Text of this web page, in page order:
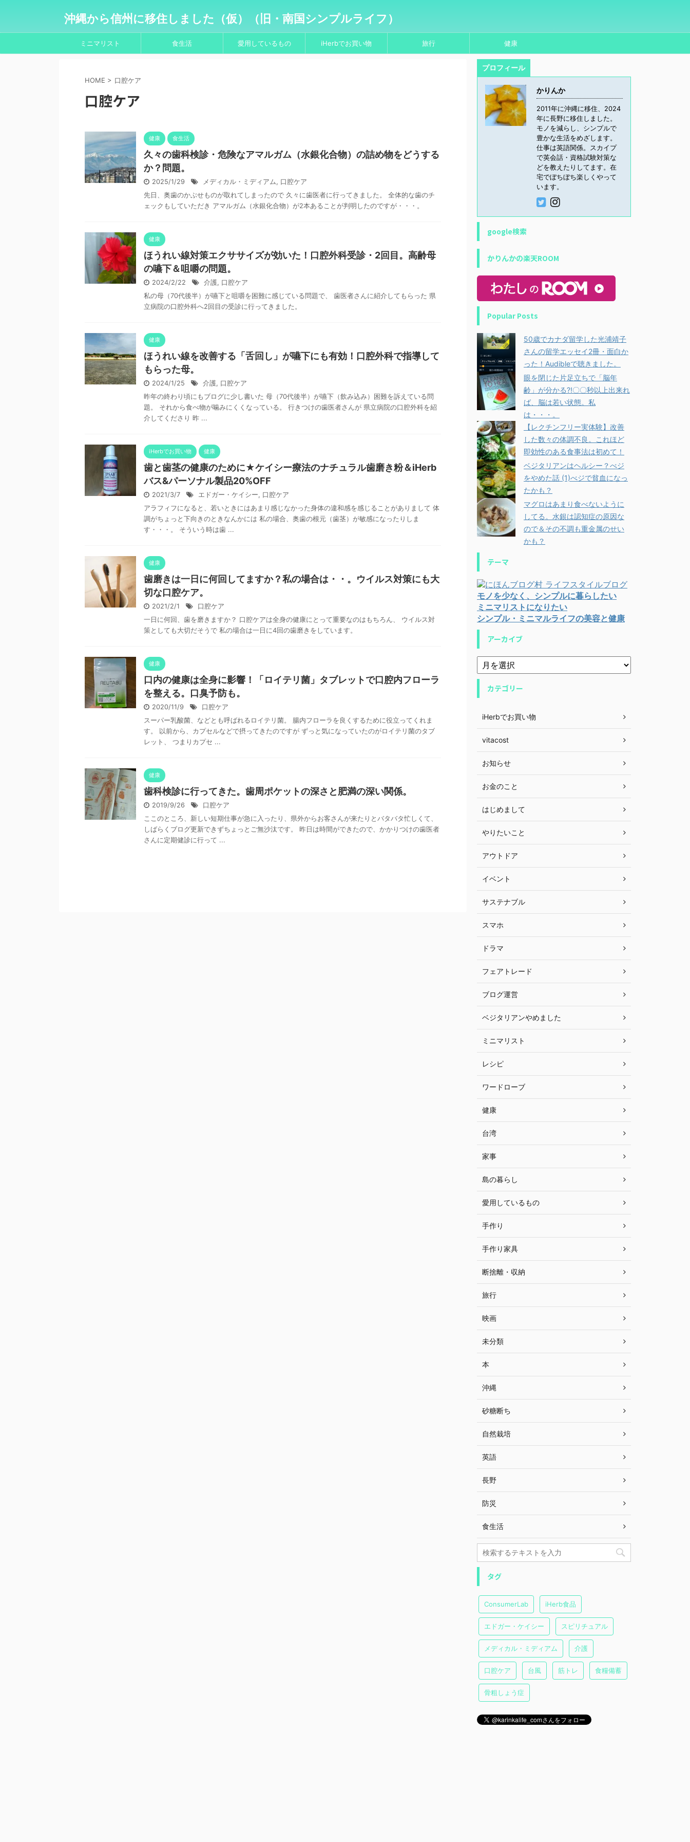
沖縄から信州に移住しました（仮）（旧・南国シンプルライフ）
ミニマリスト 食生活 愛用しているもの iHerbでお買い物 旅行 健康
HOME > 口腔ケア
口腔ケア
健康 食生活
久々の歯科検診・危険なアマルガム（水銀化合物）の詰め物をどうする
か？問題。
2025/1/29 メディカル・ミディアム, 口腔ケア
先日、奥歯のかぶせものが取れてしまったので 久々に歯医者に行ってきました。 全体的な歯のチ
ェックもしていただき アマルガム（水銀化合物）が2本あることが判明したのですが・・・。
健康
ほうれい線対策エクササイズが効いた！口腔外科受診・2回目。高齢母
の嚥下＆咀嚼の問題。
2024/2/22 介護, 口腔ケア
私の母（70代後半）が嚥下と咀嚼を困難に感じている問題で、 歯医者さんに紹介してもらった 県
立病院の口腔外科へ2回目の受診に行ってきました。
健康
ほうれい線を改善する「舌回し」が嚥下にも有効！口腔外科で指導して
もらった母。
2024/1/25 介護, 口腔ケア
昨年の終わり頃にもブログに少し書いた 母（70代後半）が嚥下（飲み込み）困難を訴えている問
題。 それから食べ物が噛みにくくなっている。 行きつけの歯医者さんが 県立病院の口腔外科を紹
介してくださり 昨 ...
iHerbでお買い物 健康
歯と歯茎の健康のために★ケイシー療法のナチュラル歯磨き粉＆iHerb
バス&パーソナル製品20%OFF
2021/3/7 エドガー・ケイシー, 口腔ケア
アラフィフになると、若いときにはあまり感じなかった身体の違和感を感じることがありまして 体
調がちょっと下向きのときなんかには 私の場合、奥歯の根元（歯茎）が敏感になったりしま
す・・・。 そういう時は歯 ...
健康
歯磨きは一日に何回してますか？私の場合は・・。ウイルス対策にも大
切な口腔ケア。
2021/2/1
口腔ケア
一日に何回、歯を磨きますか？ 口腔ケアは全身の健康にとって重要なのはもちろん、 ウイルス対
策としても大切だそうで 私の場合は一日に4回の歯磨きをしています。
健康
口内の健康は全身に影響！「ロイテリ菌」タブレットで口腔内フローラ
を整える。口臭予防も。
2020/11/9
口腔ケア
スーパー乳酸菌、などとも呼ばれるロイテリ菌。 腸内フローラを良くするために役立ってくれま
す。 以前から、カプセルなどで摂ってきたのですが ずっと気になっていたのがロイテリ菌のタブ
レット、 つまりカプセ ...
健康
歯科検診に行ってきた。歯周ポケットの深さと肥満の深い関係。
2019/9/26
口腔ケア
ここのところ、新しい短期仕事が急に入ったり、県外からお客さんが来たりとバタバタ忙しくて、
しばらくブログ更新できずちょっとご無沙汰です。 昨日は時間ができたので、かかりつけの歯医者
さんに定期健診に行って ...
プロフィール
かりんか
2011年に沖縄に移住、2024
年に長野に移住しました。
モノを減らし、シンプルで
豊かな生活をめざします。
仕事は英語関係。スカイプ
で英会話・資格試験対策な
どを教えたりしてます。在
宅でぼちぼち楽しくやって
います。
google検索
かりんかの楽天ROOM
Popular Posts
50歳でカナダ留学した光浦靖子
さんの留学エッセイ2冊・面白か
った！Audibleで聴きました。
眼を閉じた片足立ちで「脳年
齢」が分かる⁈〇〇秒以上出来れ
ば、脳は若い状態。私
は・・・。
【レクチンフリー実体験】改善
した数々の体調不良。これほど
即効性のある食事法は初めて！
ベジタリアンはヘルシー？べジ
をやめた話 (1)べジで貧血になっ
たかも？
マグロはあまり食べないように
してる。水銀は認知症の原因な
ので＆その不調も重金属のせい
かも？
テーマ
モノを少なく、シンプルに暮らしたい
ミニマリストになりたい
シンプル・ミニマルライフの美容と健康
アーカイブ
カテゴリー
iHerbでお買い物
vitacost
お知らせ
お金のこと
はじめまして
やりたいこと
アウトドア
イベント
サステナブル
スマホ
ドラマ
フェアトレード
ブログ運営
ベジタリアンやめました
ミニマリスト
レシピ
ワードローブ
健康
台湾
家事
島の暮らし
愛用しているもの
手作り
手作り家具
断捨離・収納
旅行
映画
未分類
本
沖縄
砂糖断ち
自然栽培
英語
長野
防災
食生活
タグ
ConsumerLab iHerb食品
エドガー・ケイシー スピリチュアル
メディカル・ミディアム 介護
口腔ケア 台風 筋トレ 食糧備蓄
骨粗しょう症